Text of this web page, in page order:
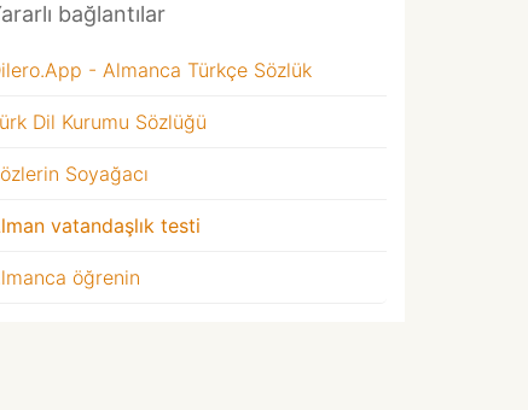
bağlantılar
- Almanca Türkçe Sözlük
Dil Kurumu Sözlüğü
Soyağacı
vatandaşlık testi
öğrenin